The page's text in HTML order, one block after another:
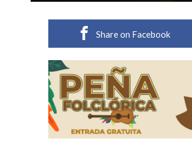
Share on Facebook